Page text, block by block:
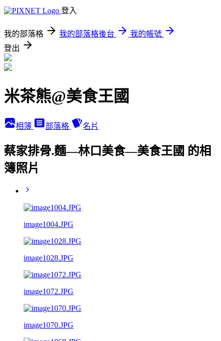
登入
我的部落格 我的部落格後台
我的帳號
登出
米茶熊@美食王國
相簿 部落格 名片
蔡家排骨.麵—林口美食—美食王國 的相
簿照片
image1004.JPG
image1028.JPG
image1072.JPG
image1070.JPG